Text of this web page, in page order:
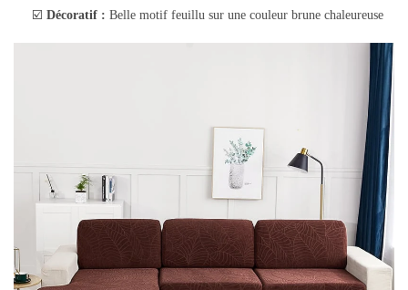
☑️ Décoratif : Belle motif feuillu sur une couleur brune chaleureuse